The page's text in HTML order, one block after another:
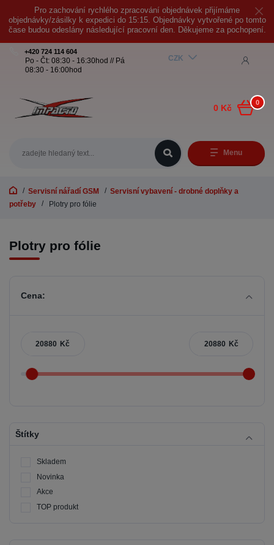
Pro zachování rychlého zpracování objednávek přijímáme
objednávky/zásilky k expedici do 15:15. Objednávky vytvořené po tomto
čase budou odeslány následující pracovní den. Děkujeme za pochopení.
Menu
CZK
+420 724 114 604
Po - Čt: 08:30 - 16:30hod // Pá
08:30 - 16:00hod
0
0 Kč
Servisní nářadí GSM
Servisní vybavení - drobné doplňky a
potřeby
Plotry pro fólie
Plotry pro fólie
Cena:
Kč Kč
Štítky
Skladem
Novinka
Akce
TOP produkt